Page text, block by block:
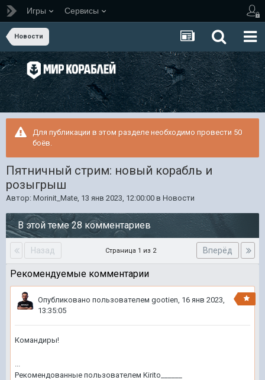
Игры Сервисы
Новости
Для публикации в этом разделе необходимо провести 50
боёв.
Пятничный стрим: новый корабль и
розыгрыш
Автор: Morinit_Mate, 13 янв 2023, 12:00:00 в Новости
В этой теме 28 комментариев
Назад Вперёд
Страница 1 из 2
Рекомендуемые комментарии
Опубликовано пользователем gootien, 16 янв 2023,
13:35:05
Командиры!
...
Рекомендованные пользователем Kirito______